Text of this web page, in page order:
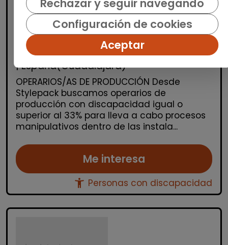
Producción, Industria y Calidad
Operario/a de producción
(Azuqueca de Henares)
| España(Guadalajara)
OPERARIOS/AS DE PRODUCCIÓN Desde
Stylepack buscamos operarios de
producción con discapacidad igual o
superior al 33% para lleva a cabo procesos
manipulativos dentro de las instala...
Me interesa
accessibility_new Personas con discapacidad
Rechazar y seguir navegando
Configuración de cookies
Aceptar